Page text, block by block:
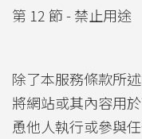
第 12 節 - 禁止用途
除了本服務條款所
將網站或其內容用
恿他人執行或參與